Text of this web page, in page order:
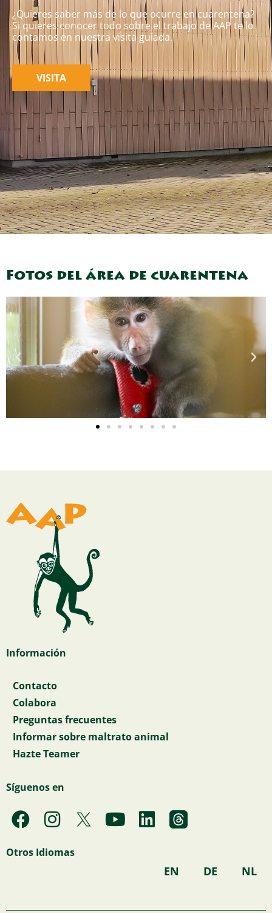
¿Quieres saber más de lo que ocurre en cuarentena?
Si quieres conocer todo sobre el trabajo de AAP te lo
contamos en nuestra visita guiada.
VISITA
Fotos del área de cuarentena
Información
Contacto
Colabora
Preguntas frecuentes
Informar sobre maltrato animal
Hazte Teamer
Síguenos en
F
a
c
o
I
n
s
g
Y
o
b
L
i
d
Otros Idiomas
EN DE NL